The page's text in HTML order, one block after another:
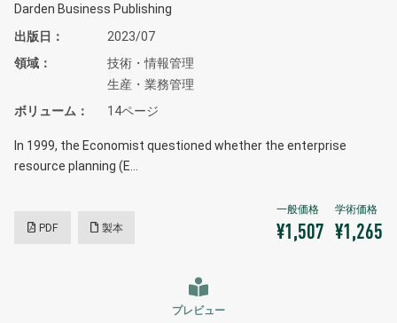
Darden Business Publishing
出版日
2023/07
領域
技術・情報管理
生産・業務管理
ボリューム
14ページ
In 1999, the Economist questioned whether the enterprise
resource planning (E…
PDF 製本 ¥1,507 ¥1,265
プレビュー